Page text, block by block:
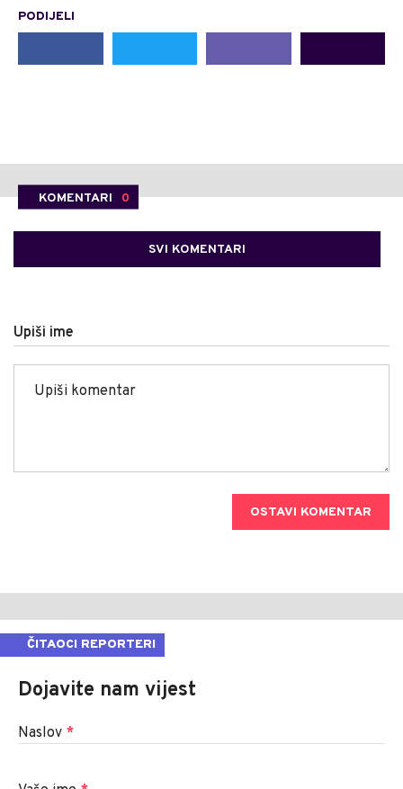
PODIJELI
KOMENTARI 0
SVI KOMENTARI
Upiši ime
OSTAVI KOMENTAR
ČITAOCI REPORTERI
Dojavite nam vijest
Naslov *